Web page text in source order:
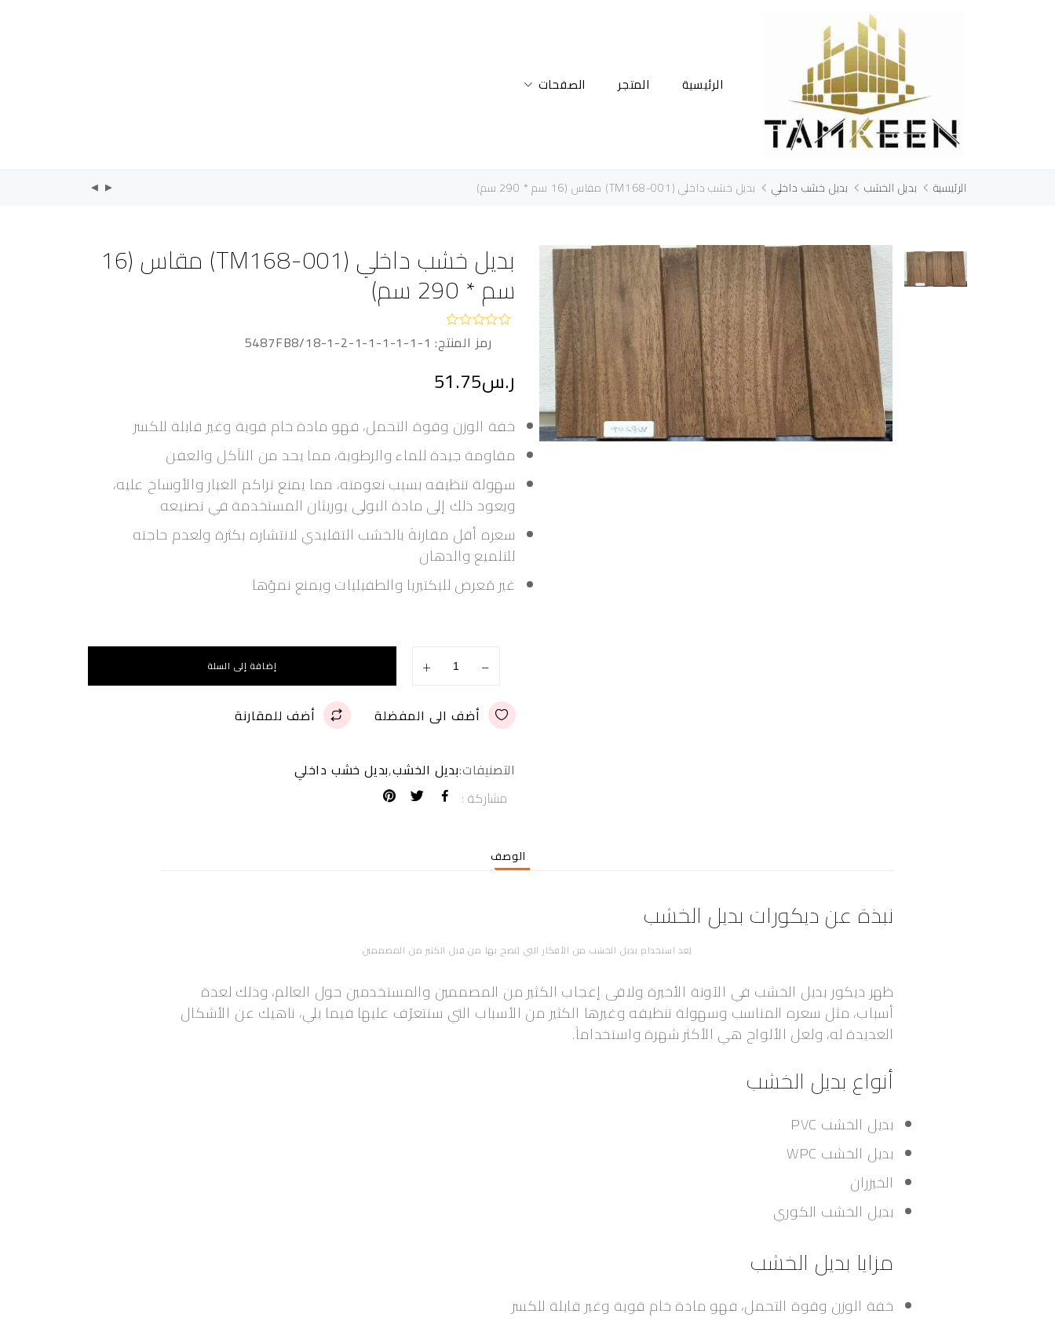
الرئيسية المتجر الصفحات
الرئيسية بديل الخشب بديل خشب داخلي بديل خشب داخلي (TM168-001) مقاس (16 سم * 290 سم)
بديل خشب داخلي (TM168-001) مقاس (16
سم * 290 سم)
ت
ي
0
ن
رمز المنتج: 5487FB8/18-1-2-1-1-1-1-1-1
ر.س51.75
خفة الوزن وقوة التحمل، فهو مادة خام قوية وغير قابلة للكسر
مقاومة جيدة للماء والرطوبة، مما يحد من التآكل والعفن
سهولة تنظيفه بسبب نعومته، مما يمنع تراكم الغبار والأوساخ عليه،
ويعود ذلك إلى مادة البولي يوريثان المستخدمة في تصنيعه
سعره أقل مقارنةً بالخشب التقليدي لانتشاره بكثرة ولعدم حاجته
للتلميع والدهان
غير مُعرض للبكتيريا والطفيليات ويمنع نموّها
−
+ إضافة إلى السلة
أضف الى المفضلة أضف للمقارنة
التصنيفات:بديل الخشب,بديل خشب داخلي
مشاركة :
الوصف
نبذة عن ديكورات بديل الخشب
يُعد استخدام بديل الخشب من الأفكار التي يُنصح بها من قبل الكثير من المصممين
ظهر ديكور بديل الخشب في الآونة الأخيرة ولاقى إعجاب الكثير من المصممين والمستخدمين حول العالم، وذلك لعدة
أسباب، مثل سعره المناسب وسهولة تنظيفه وغيرها الكثير من الأسباب التي سنتعرّف عليها فيما يلي، ناهيك عن الأشكال
العديدة له، ولعل الألواح هي الأكثر شهرة واستخداماً.
أنواع بديل الخشب
بديل الخشب PVC
بديل الخشب WPC
الخيزران
بديل الخشب الكوري
مزايا بديل الخشب
خفة الوزن وقوة التحمل، فهو مادة خام قوية وغير قابلة للكسر